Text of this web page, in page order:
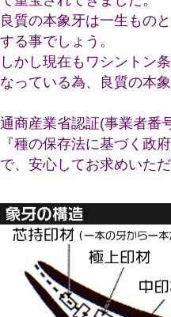
良質の本象牙は一生もの
する事でしょう。
しかし現在もワシントン
なっている為、良質の本
通商産業省認証(事業者番
『種の保存法に基づく政
で、安心してお求めいただ